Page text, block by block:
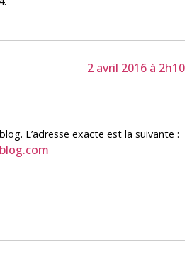
2 avril 2016 à 2h10
L’adresse exacte est la suivante :